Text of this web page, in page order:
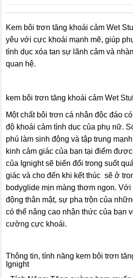
Kem bôi trơn tăng khoái cảm Wet
yêu với cực khoái mạnh mẽ, giúp
tình dục xóa tan sự lãnh cảm và
quan hệ.
kem bôi trơn tăng khoái cảm Wet
Một chất bôi trơn cá nhân độc đáo
độ khoái cảm tình dục của phụ nữ.
phú làm sinh động và tập trung
kinh cảm giác của bạn tại điểm
của Ignight sẽ biến đổi trong suốt
giác và cho đến khi kết thúc sẽ ở
bodyglide mịn màng thơm ngon.
động thân mật, sự pha trộn của
có thể nâng cao nhận thức của bạn
cường cực khoái.
Thông tin, tính năng kem bôi trơn
Ignight